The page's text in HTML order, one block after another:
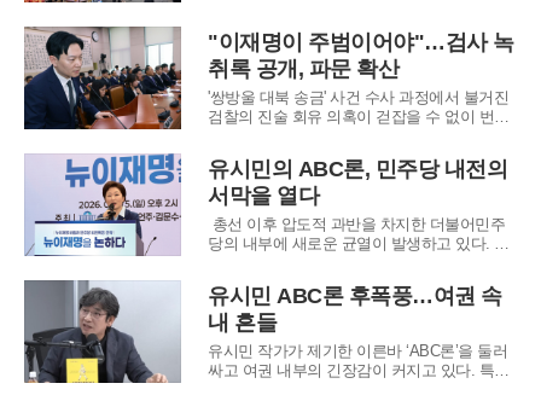
서 과거와 다른 기류가 감지된다. '12·3 비상계
엄' 사태에 대한 평가와 여야 주요 정치인에 대
한 복합적인 시선이 얽히며 민심의 향방은 한
치 앞을 내다보기 어려운 안갯속에 빠져들
"이재명이 주범이어야"…검사 녹
취록 공개, 파문 확산
'쌍방울 대북 송금' 사건 수사 과정에서 불거진
검찰의 진술 회유 의혹이 걷잡을 수 없이 번지
을 둘러싼 의혹에 대해 소셜미디어를 통해 이
례적으로 연일 직접 반박에 나서면서, 사건은
진실 공방을 넘어 정치적 대리전 양상으로 치
닫는 모습이다.논란의 시작은 더불어민주당이
공개한 통화
유시민의 ABC론, 민주당 내전의
서막을 열다
총선 이후 압도적 과반을 차지한 더불어민주
당의 내부에 새로운 균열이 발생하고 있다. 유
로 분류한 것이 발단이었다. 이 분류법은 의도
와 무관하게 지지층을 갈라치는 도구로 변질되
며, 당내에 잠재해 있던 갈등의 뇌관을 건드렸
다.유 작가의 분류에 따르면 A그룹은 가치를
유시민 ABC론 후폭풍…여권 속
내 흔들
유시민 작가가 제기한 이른바 ‘ABC론’을 둘러
싸고 여권 내부의 긴장감이 커지고 있다. 특정